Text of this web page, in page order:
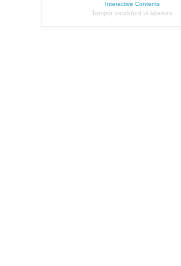
Interactive Contents
Tempor incididunt ut labolore